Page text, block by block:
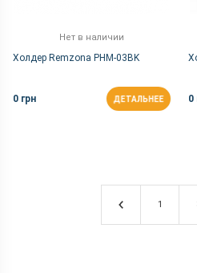
Нет в наличии
Холдер Remzona PHM-03BK
0 грн ДЕТАЛЬНЕЕ 0
1